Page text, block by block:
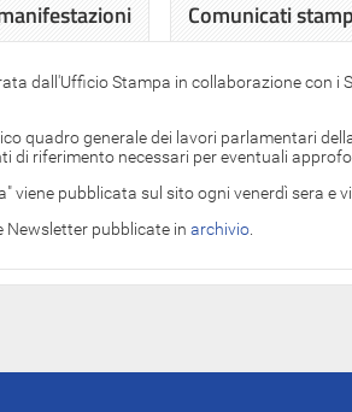
Comunicati
dall'Ufficio Stampa in collaborazione con i
quadro generale dei lavori parlamentari
di riferimento necessari per eventuali
viene pubblicata sul sito ogni venerdì sera e
Newsletter pubblicate in archivio